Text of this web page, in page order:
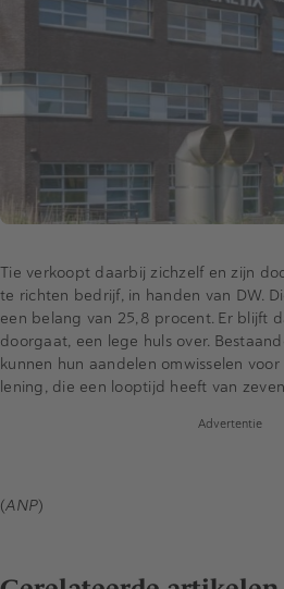
Tie verkoopt daarbij zichzelf en zijn
te richten bedrijf, in handen van DW.
een belang van 25,8 procent. Er blijft
doorgaat, een lege huls over.
kunnen hun aandelen omwisselen
lening, die een looptijd heeft van
Advertentie
(ANP)